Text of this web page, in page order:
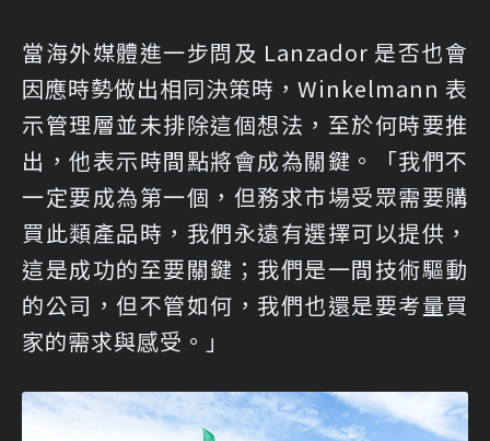
當海外媒體進一步問及 Lanzador 是否也會
因應時勢做出相同決策時，Winkelmann 表
示管理層並未排除這個想法，至於何時要推
出，他表示時間點將會成為關鍵。「我們不
一定要成為第一個，但務求市場受眾需要購
買此類產品時，我們永遠有選擇可以提供，
這是成功的至要關鍵；我們是一間技術驅動
的公司，但不管如何，我們也還是要考量買
家的需求與感受。」